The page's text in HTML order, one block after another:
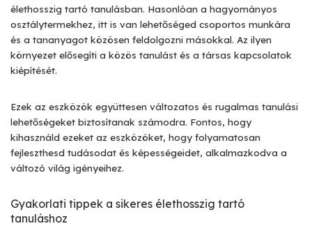
élethosszig tartó tanulásban. Hasonlóan a hagyományos
osztálytermekhez, itt is van lehetőséged csoportos munkára
és a tananyagot közösen feldolgozni másokkal. Az ilyen
környezet elősegíti a közös tanulást és a társas kapcsolatok
kiépítését.
Ezek az eszközök együttesen változatos és rugalmas tanulási
lehetőségeket biztosítanak számodra. Fontos, hogy
kihasználd ezeket az eszközöket, hogy folyamatosan
fejleszthesd tudásodat és képességeidet, alkalmazkodva a
változó világ igényeihez.
Gyakorlati tippek a sikeres élethosszig tartó
tanuláshoz